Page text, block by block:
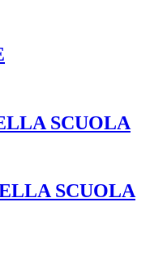
SCUOLA
SCUOLA